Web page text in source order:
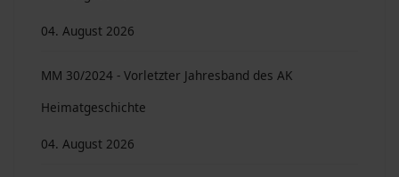
04. August 2026
MM 30/2024 - Vorletzter Jahresband des AK
Heimatgeschichte
04. August 2026